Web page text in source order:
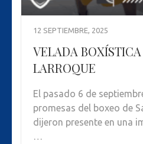
12 SEPTIEMBRE, 2025
VELADA
LARROQUE
El pasado 6 de
promesas del boxeo de
dijeron presente en una
…